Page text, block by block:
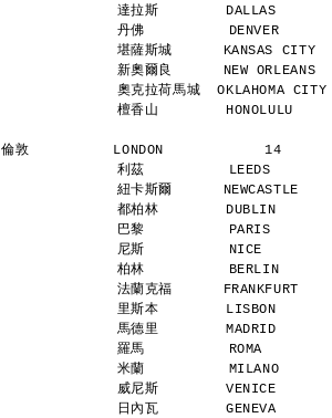
達拉斯        DALLAS
丹佛          DENVER
堪薩斯城      KANSAS
新奧爾良      NEW
奧克拉荷馬城  OKLAHOMA
檀香山
倫敦          LONDON            14
利茲          LEEDS
紐卡斯爾
都柏林        DUBLIN
巴黎          PARIS
尼斯          NICE
柏林          BERLIN
法蘭克福
里斯本        LISBON
馬德里        MADRID
羅馬          ROMA
米蘭          MILANO
威尼斯        VENICE
日內瓦        GENEVA